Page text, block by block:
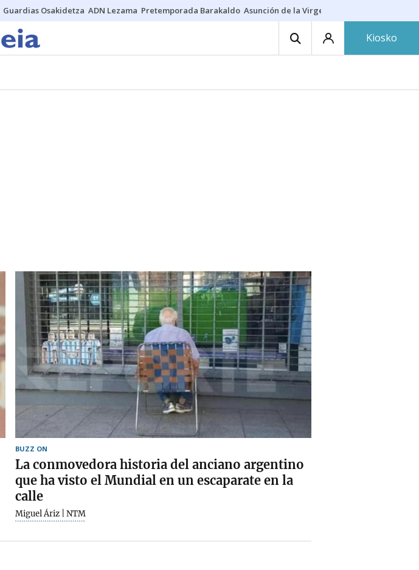
Guardias Osakidetza ADN Lezama Pretemporada Barakaldo Asunción de la Virgen
Kiosko
BUZZ ON
La conmovedora historia del anciano argentino
que ha visto el Mundial en un escaparate en la
calle
Miguel Áriz | NTM